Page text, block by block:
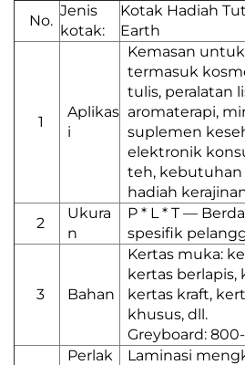
No.
Jenis
kotak:
Kotak Hadiah
Earth
1
Aplikas
i
Kemasan
termasuk
tulis, peralatan
aromaterapi,
suplemen
elektronik
teh, kebutuhan
hadiah
2
Ukura
n
P * L * T —
spesifik
3 Bahan
Kertas muka:
kertas berlapis,
kertas kraft,
khusus, dll.
Greyboard:
Perlak
Laminasi